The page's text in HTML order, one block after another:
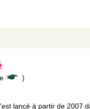
)
lancé à partir de 2007